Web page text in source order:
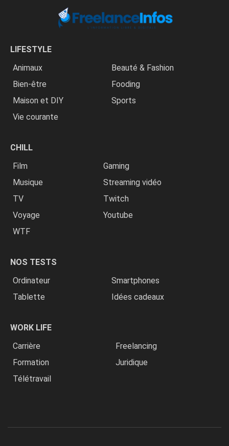
LIFESTYLE
Animaux
Beauté & Fashion
Bien-être
Fooding
Maison et DIY
Sports
Vie courante
CHILL
Film
Gaming
Musique
Streaming vidéo
TV
Twitch
Voyage
Youtube
WTF
NOS TESTS
Ordinateur
Smartphones
Tablette
Idées cadeaux
WORK LIFE
Carrière
Freelancing
Formation
Juridique
Télétravail